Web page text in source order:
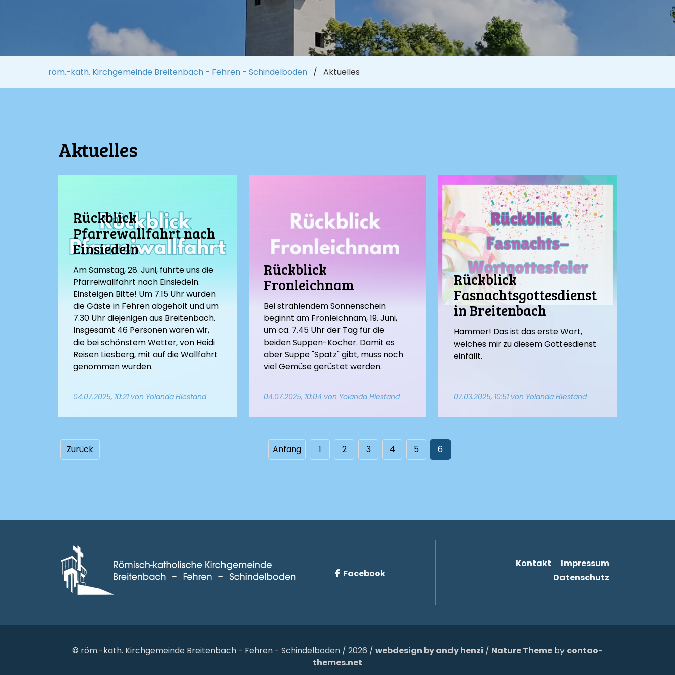
röm.-kath. Kirchgemeinde Breitenbach - Fehren - Schindelboden Aktuelles
Aktuelles
Rückblick
Pfarrewallfahrt nach
Einsiedeln
Am Samstag, 28. Juni, führte uns die
Pfarreiwallfahrt nach Einsiedeln.
Einsteigen Bitte! Um 7.15 Uhr wurden
die Gäste in Fehren abgeholt und um
7.30 Uhr diejenigen aus Breitenbach.
Insgesamt 46 Personen waren wir,
die bei schönstem Wetter, von Heidi
Reisen Liesberg, mit auf die Wallfahrt
genommen wurden.
04.07.2025, 10:21 von Yolanda Hiestand
Rückblick
Fronleichnam
Bei strahlendem Sonnenschein
beginnt am Fronleichnam, 19. Juni,
um ca. 7.45 Uhr der Tag für die
beiden Suppen-Kocher. Damit es
aber Suppe "Spatz" gibt, muss noch
viel Gemüse gerüstet werden.
04.07.2025, 10:04von Yolanda Hiestand
Rückblick
Fasnachtsgottesdienst
in Breitenbach
Hammer! Das ist das erste Wort,
welches mir zu diesem Gottesdienst
einfällt.
07.03.2025, 10:51 von Yolanda Hiestand
Zurück Anfang 1 2 3 4 5 6
Facebook
Kontakt
Impressum
Datenschutz
© röm.-kath. Kirchgemeinde Breitenbach - Fehren - Schindelboden / 2026 / webdesign by andy henzi / Nature Theme by contao-
themes.net